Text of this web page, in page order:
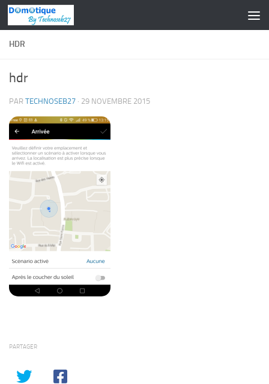
Skip to content
HDR
hdr
PAR TECHNOSEB27 · 29 NOVEMBRE 2015
PARTAGER